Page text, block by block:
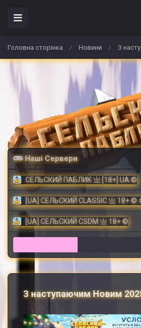
Головна сторінка / Новини / З
Наші Сервери
СЕЛЬСКИЙ ПАБЛИК 亗 [18+] UA ©
[UA] СЕЛЬСКИЙ CLASSIC 亗 18+ ©
[UA] СЕЛЬСКИЙ CSDM 亗 18+ ©
З наступаючим Новим